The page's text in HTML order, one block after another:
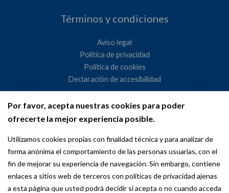
Por favor, acepta nuestras cookies para poder
ofrecerte la mejor experiencia posible.
Utilizamos cookies propias con finalidad técnica y para analizar de
forma anónima el comportamiento de las personas usuarias, con el
fin de mejorar su experiencia de navegación. Sin embargo, contiene
enlaces a sitios web de terceros con políticas de privacidad ajenas
a esta página que usted podrá decidir si acepta o no cuando acceda
Términos y condiciones
Aviso legal
Política de privacidad
Política de cookies
Declaración de accesibilidad
Ayuntamiento de Madrid
WeMadrid es un sitio web del Ayuntamiento de Madrid
dedicado a las relaciones institucionales y la actividad
internacional del Alcalde. ​